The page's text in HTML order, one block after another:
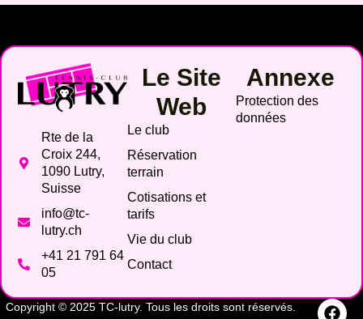
Rte de la
Croix 244,
1090 Lutry,
Suisse
info@tc-
lutry.ch
+41 21 791 64
05
Le Site
Web
Le club
Réservation
terrain
Cotisations et
tarifs
Vie du club
Contact
Annexe
Protection des
données
Copyright © 2025 TC-lutry. Tous les droits sont réservés.